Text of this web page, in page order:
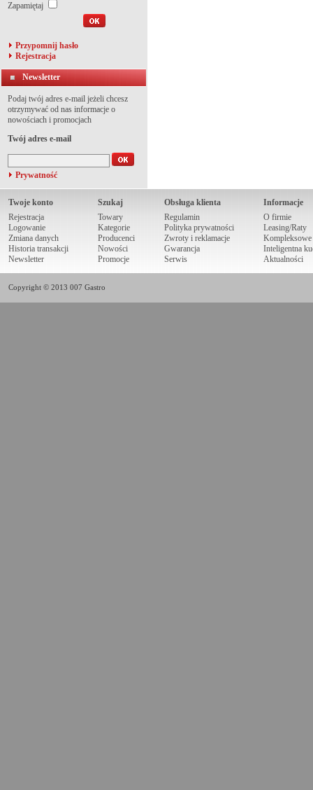
Zapamiętaj
Przypomnij hasło
Rejestracja
Newsletter
Podaj twój adres e-mail jeżeli chcesz
otrzymywać od nas informacje o
nowościach i promocjach
Twój adres e-mail
Prywatność
Twoje konto
Rejestracja
Logowanie
Zmiana danych
Historia transakcji
Newsletter
Szukaj
Towary
Kategorie
Producenci
Nowości
Promocje
Obsługa klienta
Regulamin
Polityka prywatności
Zwroty i reklamacje
Gwarancja
Serwis
Informacje
O firmie
Leasing/Raty
Kompleksowe
Inteligentna
Aktualności
Copyright © 2013 007 Gastro